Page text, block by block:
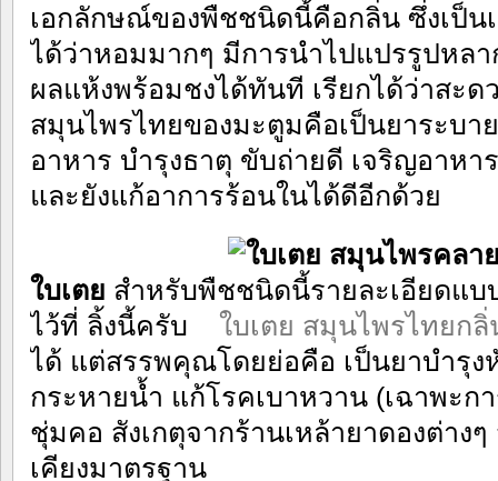
เอกลักษณ์ของพืชชนิดนี้คือกลิ่น ซึ่งเป็น
ได้ว่าหอมมากๆ มีการนำไปแปรรูปหล
ผลแห้งพร้อมชงได้ทันที เรียกได้ว่าสะ
สมุนไพรไทยของมะตูมคือเป็นยาระบา
อาหาร บำรุงธาตุ ขับถ่ายดี เจริญอาห
และยังแก้อาการร้อนในได้ดีอีกด้วย
ใบเตย สำหรับพืชชนิดนี้รายละเอียดแบ
ไว้ที่ ลิ้งนี้ครับ ใบเตย สมุนไพรไทยก
ได้ แต่สรรพคุณโดยย่อคือ เป็นยาบำรุง
กระหายน้ำ แก้โรคเบาหวาน (เฉาพะก
ชุ่มคอ สังเกตุจากร้านเหล้ายาดองต่างๆ
เคียงมาตรฐาน